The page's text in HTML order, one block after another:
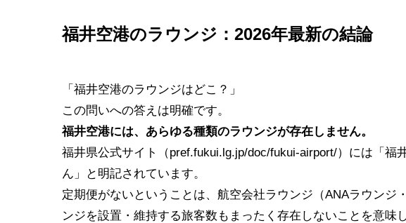
福井空港のラウンジ：2026年最新の結論
「福井空港のラウンジはどこ？」
この問いへの答えは明確です。
福井空港には、あらゆる種類のラウンジが存在しません。
福井県公式サイト（pref.fukui.lg.jp/doc/fukui-airport/）には「福
ん」と明記されています。
定期便がないということは、航空会社ラウンジ（ANAラウンジ
ンジを設置・維持する旅客数もまったく存在しないことを意味し